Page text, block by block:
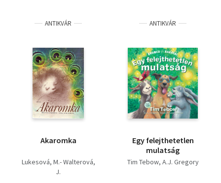
ANTIKVÁR
Akaromka
Lukesová, M.- Walterová,
J.
ANTIKVÁR
Egy felejthetetlen
mulatság
Tim Tebow A.J. Gregory